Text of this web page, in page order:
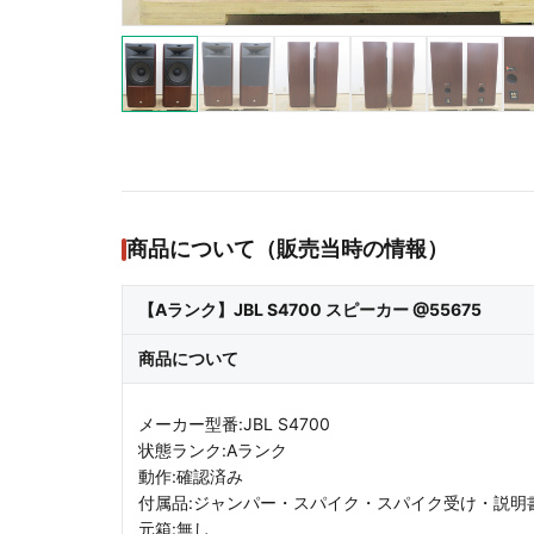
商品について（販売当時の情報）
【Aランク】JBL S4700 スピーカー @55675
商品について
メーカー型番:JBL S4700
状態ランク:Aランク
動作:確認済み
付属品:ジャンパー・スパイク・スパイク受け・説明
元箱:無し